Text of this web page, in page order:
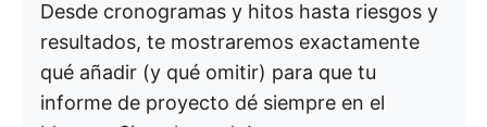
Desde cronogramas y hitos hasta riesgos y
resultados, te mostraremos exactamente
qué añadir (y qué omitir) para que tu
informe de proyecto dé siempre en el